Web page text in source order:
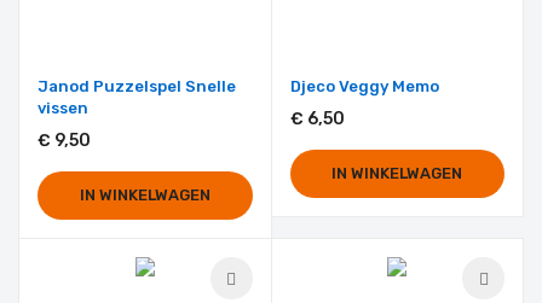
Janod Puzzelspel Snelle
vissen
€ 9,50
IN WINKELWAGEN
Djeco Veggy Memo
€ 6,50
IN WINKELWAGEN